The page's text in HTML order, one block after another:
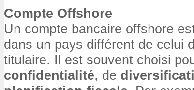
Compte Offshore
Un compte bancaire offshore
dans un pays différent de celui
titulaire. Il est souvent choisi
confidentialité, de